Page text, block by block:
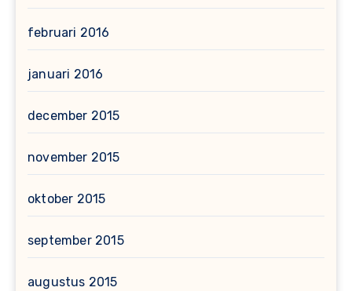
februari 2016
januari 2016
december 2015
november 2015
oktober 2015
september 2015
augustus 2015